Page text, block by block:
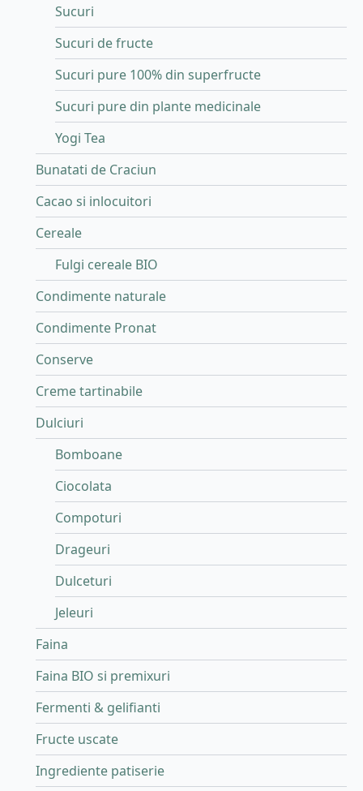
Sucuri
Sucuri de fructe
Sucuri pure 100% din superfructe
Sucuri pure din plante medicinale
Yogi Tea
Bunatati de Craciun
Cacao si inlocuitori
Cereale
Fulgi cereale BIO
Condimente naturale
Condimente Pronat
Conserve
Creme tartinabile
Dulciuri
Bomboane
Ciocolata
Compoturi
Drageuri
Dulceturi
Jeleuri
Faina
Faina BIO si premixuri
Fermenti & gelifianti
Fructe uscate
Ingrediente patiserie